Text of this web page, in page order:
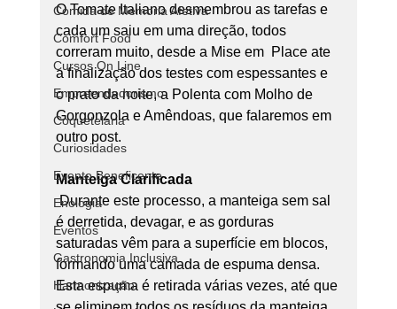
Comida de Memoria Afetiva
Comfort Food
Cursos On Line
Empreendedorismo
Coquetelaria
Curiosidades
Evento Beneficente
Enologia
Eventos
Gastronomia Inclusiva
Harmonização
O Tomate Italiano desmembrou as tarefas e
cada um saiu em uma direção, todos
correram muito, desde a Mise em  Place ate
a finalização dos testes com espessantes e
o prato da noite, a Polenta com Molho de
Gorgonzola e Amêndoas, que falaremos em
outro post.
Manteiga Clarificada
Durante este processo, a manteiga sem sal
é derretida, devagar, e as gorduras
saturadas vêm para a superfície em blocos,
formando uma camada de espuma densa.
Esta espuma é retirada várias vezes, até que